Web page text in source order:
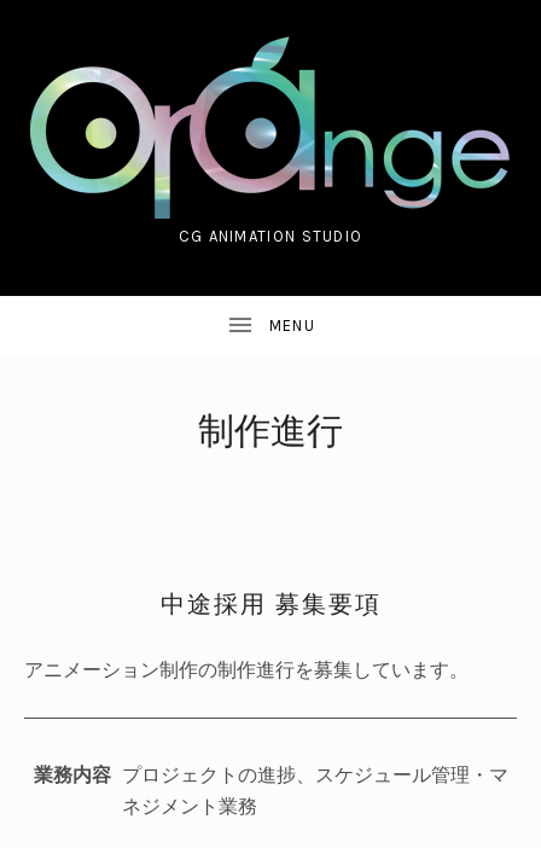
ORANGE CO.,LTD.
CG ANIMATION STUDIO
制作進行
中途採用 募集要項
アニメーション制作の制作進行を募集しています。
業務内容 プロジェクトの進捗、スケジュール管理・マ
ネジメント業務